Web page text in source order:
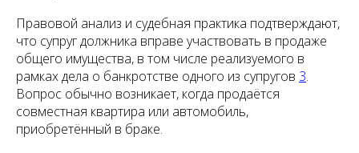
Правовой анализ и судебная практика подтверждают,
что супруг должника вправе участвовать в продаже
общего имущества, в том числе реализуемого в
рамках дела о банкротстве одного из супругов 3.
Вопрос обычно возникает, когда продаётся
совместная квартира или автомобиль,
приобретённый в браке.